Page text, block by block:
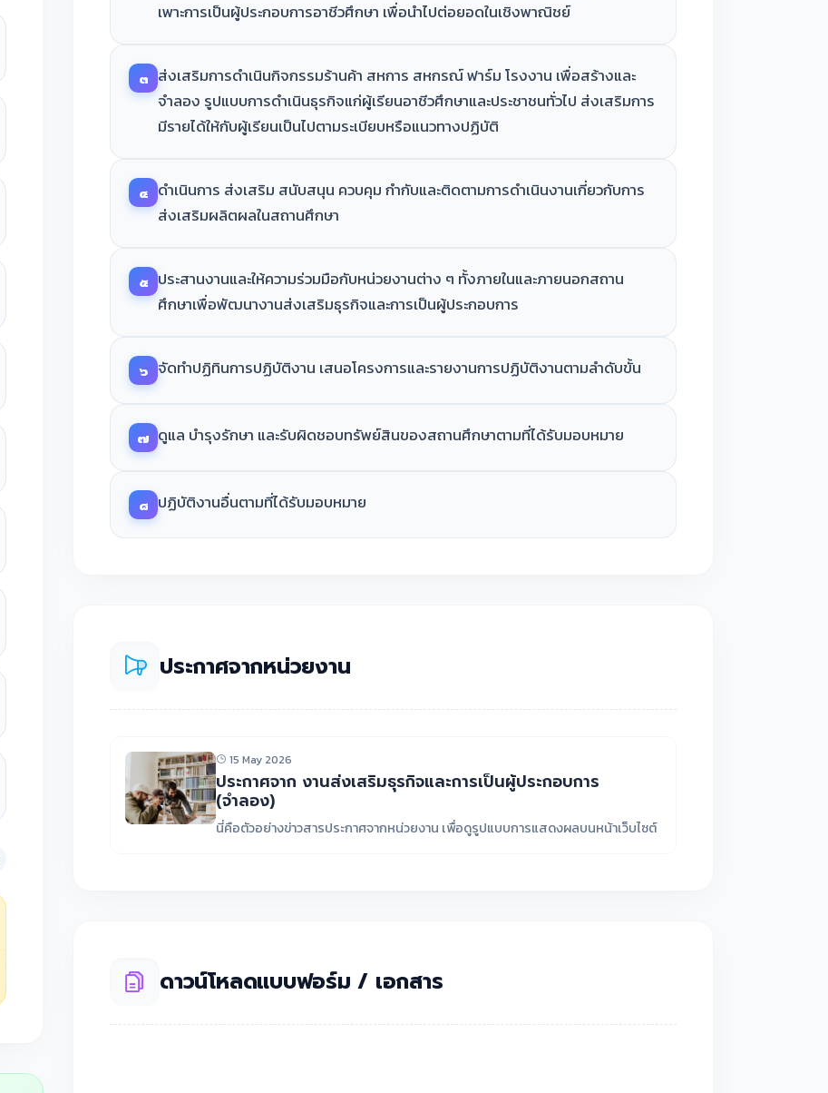
เพาะการเป็นผู้ประกอบการอาชีวศึกษา เพื่อนำไปต่อยอดในเชิงพาณิชย์
๓ ส่งเสริมการดำเนินกิจกรรมร้านค้า สหการ สหกรณ์ ฟาร์ม โรงงาน เพื่อสร้างและ
จำลอง รูปแบบการดำเนินธุรกิจแก่ผู้เรียนอาชีวศึกษาและประชาชนทั่วไป ส่งเสริมการ
มีรายได้ให้กับผู้เรียนเป็นไปตามระเบียบหรือแนวทางปฏิบัติ
๔ ดำเนินการ ส่งเสริม สนับสนุน ควบคุม กำกับและติดตามการดำเนินงานเกี่ยวกับการ
ส่งเสริมผลิตผลในสถานศึกษา
๕ ประสานงานและให้ความร่วมมือกับหน่วยงานต่าง ๆ ทั้งภายในและภายนอกสถาน
ศึกษาเพื่อพัฒนางานส่งเสริมธุรกิจและการเป็นผู้ประกอบการ
๖ จัดทำปฏิทินการปฏิบัติงาน เสนอโครงการและรายงานการปฏิบัติงานตามลำดับขั้น
๗ ดูแล บำรุงรักษา และรับผิดชอบทรัพย์สินของสถานศึกษาตามที่ได้รับมอบหมาย
๘ ปฏิบัติงานอื่นตามที่ได้รับมอบหมาย
ประกาศจากหน่วยงาน
15 May 2026
ประกาศจาก งานส่งเสริมธุรกิจและการเป็นผู้ประกอบการ
(จำลอง)
นี่คือตัวอย่างข่าวสารประกาศจากหน่วยงาน เพื่อดูรูปแบบการแสดงผลบนหน้าเว็บไซต์
ดาวน์โหลดแบบฟอร์ม / เอกสาร